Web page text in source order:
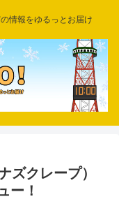
情報をゆるっとお届け
ズクレープ）
ー！